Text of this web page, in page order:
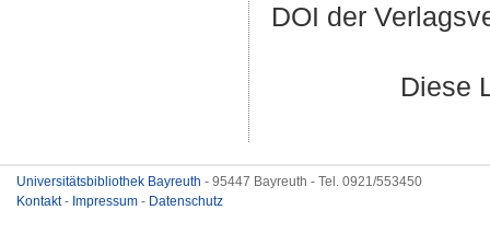
DOI der
Diese
Universitätsbibliothek Bayreuth - 95447 Bayreuth - Tel. 0921/553450
Kontakt- Impressum - Datenschutz